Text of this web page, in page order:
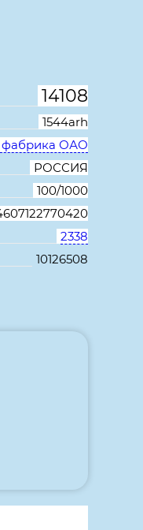
14108
1544arh
фабрика ОАО
РОССИЯ
100/1000
2338
10126508